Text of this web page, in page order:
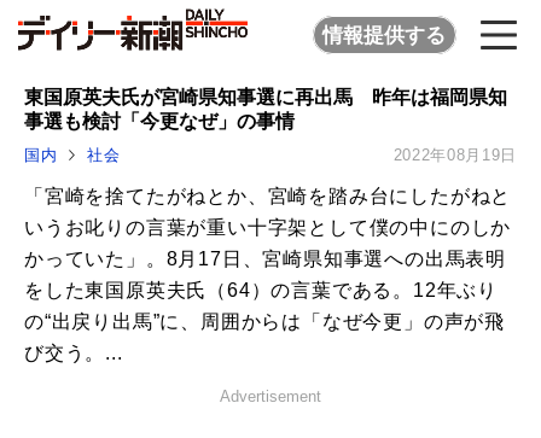
情報提供する
東国原英夫氏が宮崎県知事選に再出馬 昨年は福岡県知
事選も検討「今更なぜ」の事情
国内 社会 2022年08月19日
「宮崎を捨てたがねとか、宮崎を踏み台にしたがねと
いうお叱りの言葉が重い十字架として僕の中にのしか
かっていた」。8月17日、宮崎県知事選への出馬表明
をした東国原英夫氏（64）の言葉である。12年ぶり
の“出戻り出馬”に、周囲からは「なぜ今更」の声が飛
び交う。...
Advertisement